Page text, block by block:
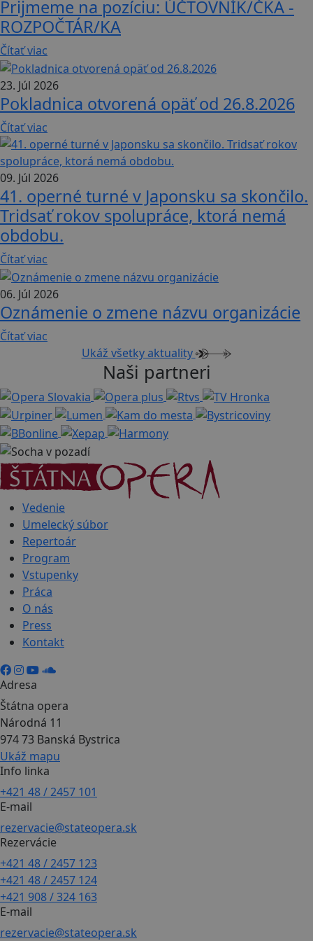
Prijmeme na pozíciu: ÚČTOVNÍK/ČKA -
ROZPOČTÁR/KA
Čítať viac
23. Júl 2026
Pokladnica otvorená opäť od 26.8.2026
Čítať viac
09. Júl 2026
41. operné turné v Japonsku sa skončilo.
Tridsať rokov spolupráce, ktorá nemá
obdobu.
Čítať viac
06. Júl 2026
Oznámenie o zmene názvu organizácie
Čítať viac
Ukáž všetky aktuality
Naši partneri
Vedenie
Umelecký súbor
Repertoár
Program
Vstupenky
Práca
O nás
Press
Kontakt
Adresa
Štátna opera
Národná 11
974 73 Banská Bystrica
Ukáž mapu
Info linka
+421 48 / 2457 101
E-mail
rezervacie@stateopera.sk
Rezervácie
+421 48 / 2457 123
+421 48 / 2457 124
+421 908 / 324 163
E-mail
rezervacie@stateopera.sk